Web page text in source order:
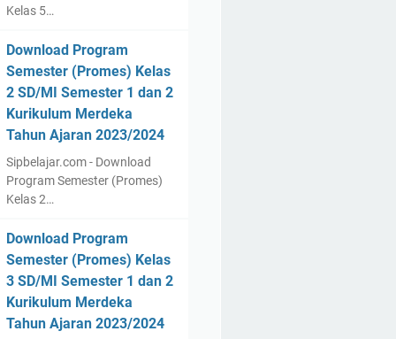
Kelas 5…
Download Program
Semester (Promes) Kelas
2 SD/MI Semester 1 dan 2
Kurikulum Merdeka
Tahun Ajaran 2023/2024
Sipbelajar.com - Download
Program Semester (Promes)
Kelas 2…
Download Program
Semester (Promes) Kelas
3 SD/MI Semester 1 dan 2
Kurikulum Merdeka
Tahun Ajaran 2023/2024